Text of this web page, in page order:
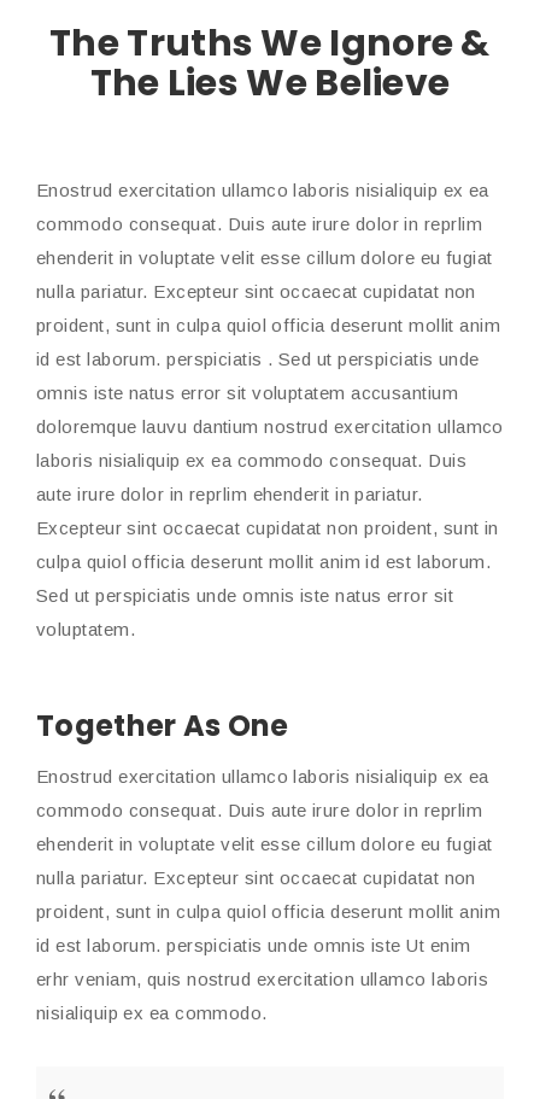
The Truths We Ignore &
The Lies We Believe
Enostrud exercitation ullamco laboris nisialiquip ex ea
commodo consequat. Duis aute irure dolor in reprlim
ehenderit in voluptate velit esse cillum dolore eu fugiat
nulla pariatur. Excepteur sint occaecat cupidatat non
proident, sunt in culpa quiol officia deserunt mollit anim
id est laborum. perspiciatis . Sed ut perspiciatis unde
omnis iste natus error sit voluptatem accusantium
doloremque lauvu dantium nostrud exercitation ullamco
laboris nisialiquip ex ea commodo consequat. Duis
aute irure dolor in reprlim ehenderit in pariatur.
Excepteur sint occaecat cupidatat non proident, sunt in
culpa quiol officia deserunt mollit anim id est laborum.
Sed ut perspiciatis unde omnis iste natus error sit
voluptatem.
Together As One
Enostrud exercitation ullamco laboris nisialiquip ex ea
commodo consequat. Duis aute irure dolor in reprlim
ehenderit in voluptate velit esse cillum dolore eu fugiat
nulla pariatur. Excepteur sint occaecat cupidatat non
proident, sunt in culpa quiol officia deserunt mollit anim
id est laborum. perspiciatis unde omnis iste Ut enim
erhr veniam, quis nostrud exercitation ullamco laboris
nisialiquip ex ea commodo.